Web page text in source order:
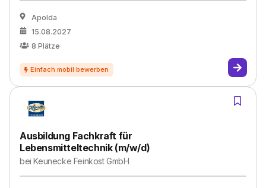
Apolda
15.08.2027
8 Plätze
Ausbildung Fachkraft für
Lebensmitteltechnik (m/w/d)
beiKeunecke Feinkost GmbH